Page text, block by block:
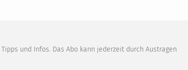
und Infos. Das Abo kann jederzeit durch Austragen